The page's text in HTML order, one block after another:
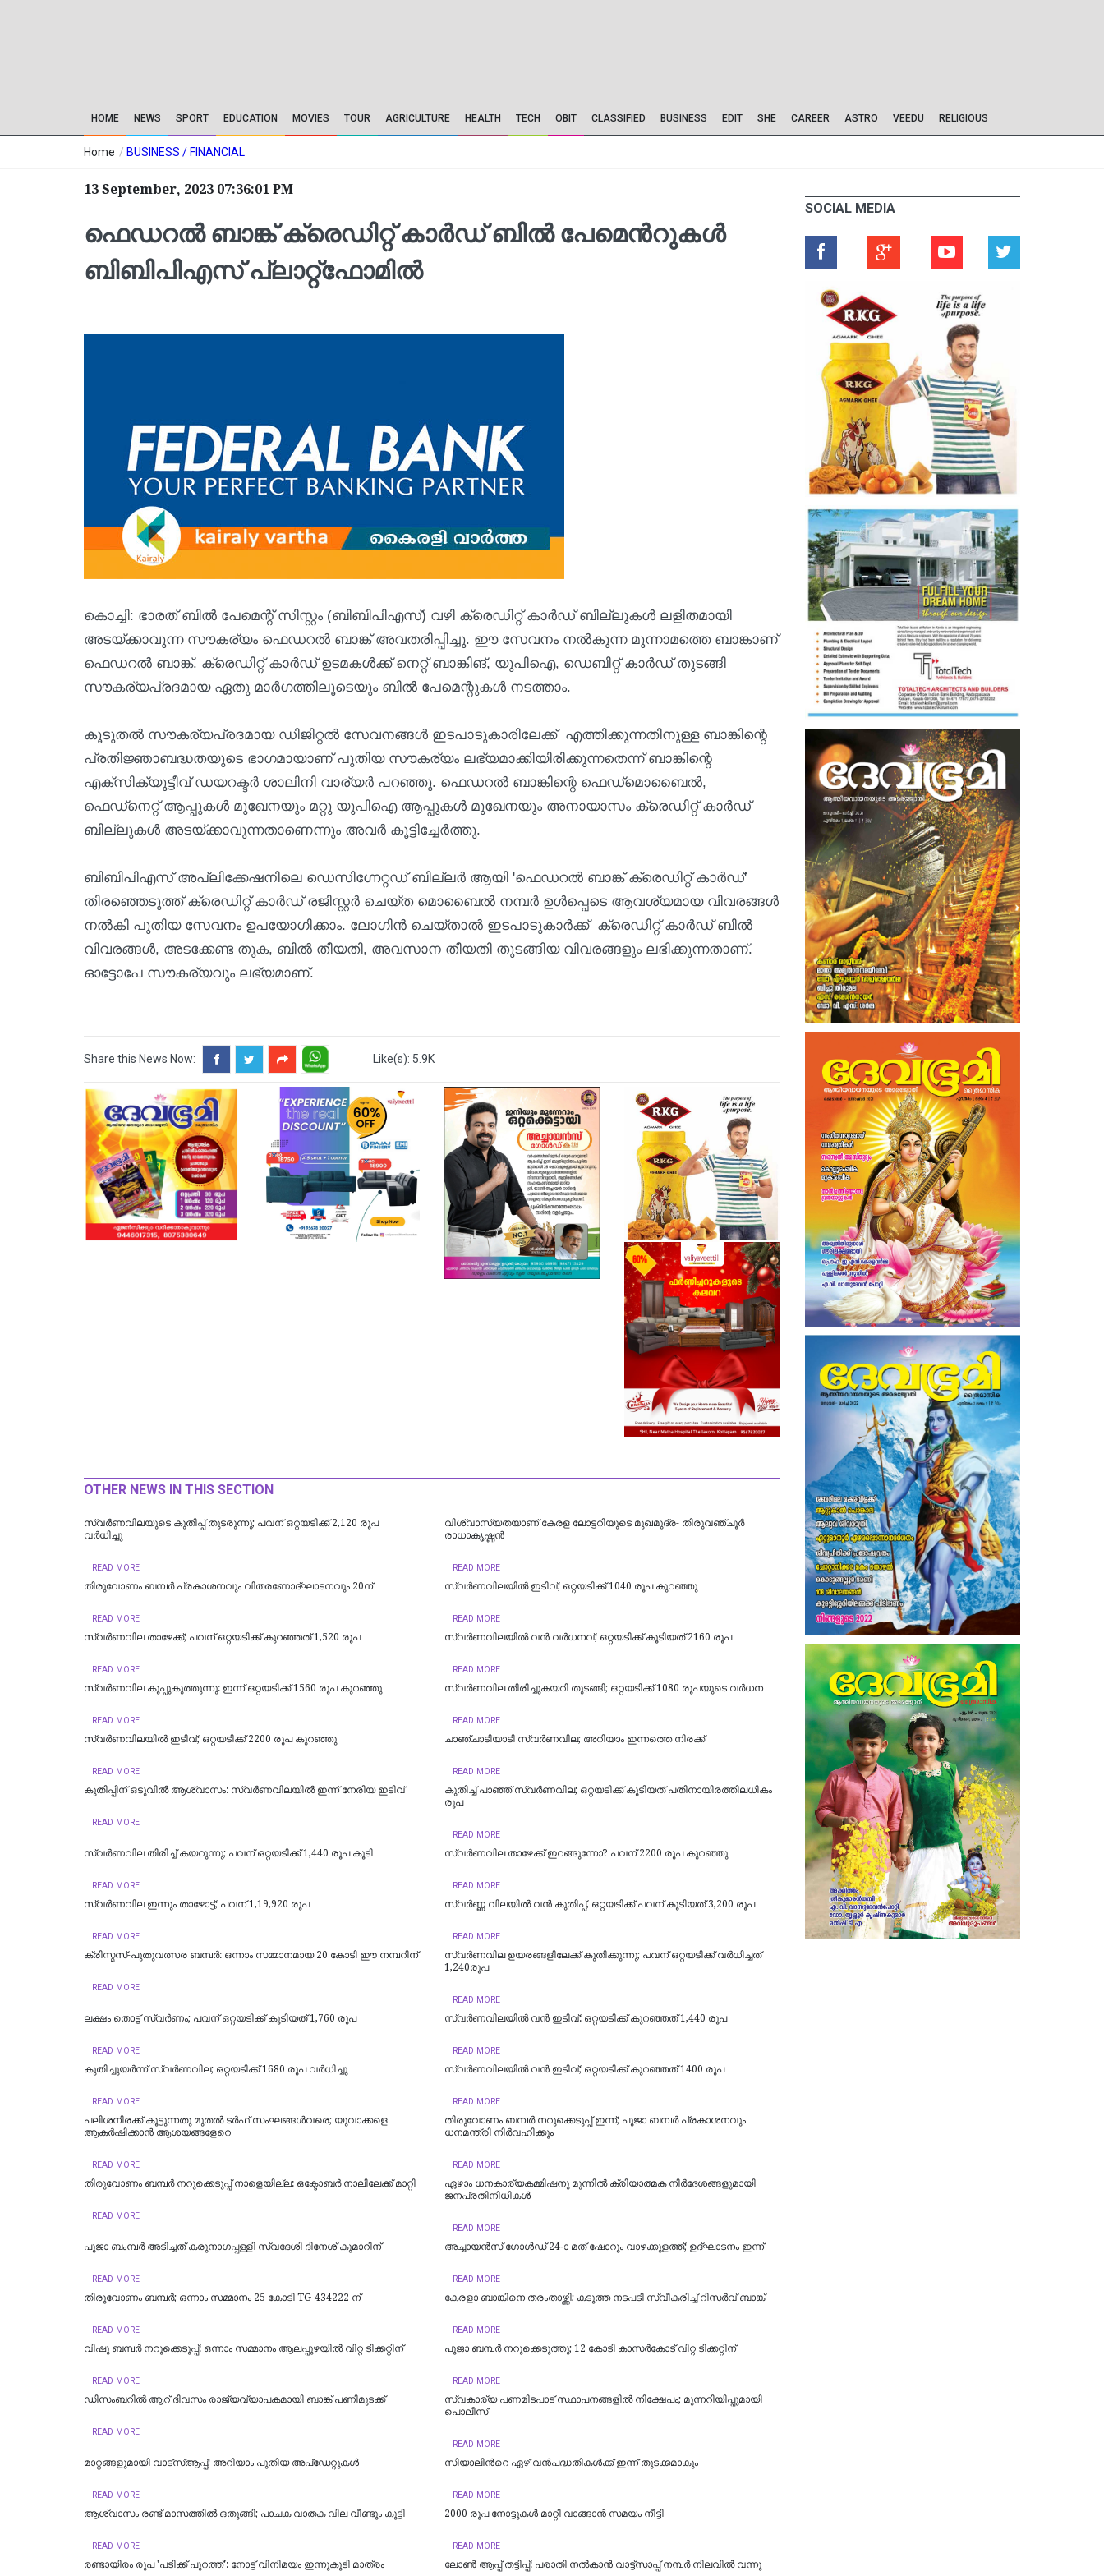
HOME NEWS SPORT EDUCATION MOVIES TOUR AGRICULTURE HEALTH TECH OBIT CLASSIFIED BUSINESS EDIT SHE CAREER ASTRO VEEDU RELIGIOUS
Home / BUSINESS / FINANCIAL
13 September, 2023 07:36:01 PM
ഫെഡറല്‍ ബാങ്ക് ക്രെഡിറ്റ് കാര്‍ഡ് ബില്‍ പേമെന്‍റുകള്‍
ബിബിപിഎസ് പ്ലാറ്റ്‌ഫോമില്‍
കൊച്ചി: ഭാരത് ബില്‍ പേമെന്റ് സിസ്റ്റം (ബിബിപിഎസ്) വഴി ക്രെഡിറ്റ് കാര്‍ഡ് ബില്ലുകള്‍ ലളിതമായി
അടയ്ക്കാവുന്ന സൗകര്യം ഫെഡറല്‍ ബാങ്ക് അവതരിപ്പിച്ചു. ഈ സേവനം നല്‍കുന്ന മൂന്നാമത്തെ ബാങ്കാണ്
ഫെഡറല്‍ ബാങ്ക്. ക്രെഡിറ്റ് കാര്‍ഡ് ഉടമകള്‍ക്ക് നെറ്റ് ബാങ്കിങ്, യുപിഐ, ഡെബിറ്റ് കാര്‍ഡ് തുടങ്ങി
സൗകര്യപ്രദമായ ഏതു മാര്‍ഗത്തിലൂടെയും ബില്‍ പേമെന്റുകള്‍ നടത്താം.
കൂടുതല്‍ സൗകര്യപ്രദമായ ഡിജിറ്റല്‍ സേവനങ്ങൾ ഇടപാടുകാരിലേക്ക് എത്തിക്കുന്നതിനുള്ള ബാങ്കിന്റെ
പ്രതിജ്ഞാബദ്ധതയുടെ ഭാഗമായാണ് പുതിയ സൗകര്യം ലഭ്യമാക്കിയിരിക്കുന്നതെന്ന് ബാങ്കിന്റെ
എക്‌സിക്യൂട്ടീവ് ഡയറക്ടര്‍ ശാലിനി വാര്യര്‍ പറഞ്ഞു. ഫെഡറല്‍ ബാങ്കിന്റെ ഫെഡ്‌മൊബൈല്‍,
ഫെഡ്‌നെറ്റ് ആപ്പുകള്‍ മുഖേനയും മറ്റു യുപിഐ ആപ്പുകള്‍ മുഖേനയും അനായാസം ക്രെഡിറ്റ് കാര്‍ഡ്
ബില്ലുകള്‍ അടയ്ക്കാവുന്നതാണെന്നും അവര്‍ കൂട്ടിച്ചേർത്തു.
ബിബിപിഎസ് അപ്ലിക്കേഷനിലെ ഡെസിഗ്നേറ്റഡ് ബില്ലര്‍ ആയി 'ഫെഡറല്‍ ബാങ്ക് ക്രെഡിറ്റ് കാര്‍ഡ്'
തിരഞ്ഞെടുത്ത് ക്രെഡിറ്റ് കാര്‍ഡ് രജിസ്റ്റര്‍ ചെയ്ത മൊബൈല്‍ നമ്പര്‍ ഉള്‍പ്പെടെ ആവശ്യമായ വിവരങ്ങള്‍
നല്‍കി പുതിയ സേവനം ഉപയോഗിക്കാം. ലോഗിന്‍ ചെയ്താല്‍ ഇടപാടുകാർക്ക് ക്രെഡിറ്റ് കാര്‍ഡ് ബില്‍
വിവരങ്ങള്‍, അടക്കേണ്ട തുക, ബില്‍ തീയതി, അവസാന തീയതി തുടങ്ങിയ വിവരങ്ങളും ലഭിക്കുന്നതാണ്.
ഓട്ടോപേ സൗകര്യവും ലഭ്യമാണ്.
Share this News Now: Like(s): 5.9K
OTHER NEWS IN THIS SECTION
സ്വര്‍ണവിലയുടെ കുതിപ്പ് തുടരുന്നു; പവന് ഒറ്റയടിക്ക് 2,120 രൂപ
വർധിച്ചു
READ MORE
വിശ്വാസ്യതയാണ് കേരള ലോട്ടറിയുടെ മുഖമുദ്ര- തിരുവഞ്ചൂർ
രാധാകൃഷ്ണൻ
READ MORE
തിരുവോണം ബമ്പര്‍ പ്രകാശനവും വിതരണോദ്ഘാടനവും 20ന്
READ MORE
സ്വർണവിലയിൽ ഇടിവ്; ഒറ്റയടിക്ക് 1040 രൂപ കുറഞ്ഞു
READ MORE
സ്വർണവില താഴേക്ക്; പവന് ഒറ്റയടിക്ക് കുറഞ്ഞത് 1,520 രൂപ
READ MORE
സ്വർണവിലയിൽ വൻ വർധനവ്; ഒറ്റയടിക്ക് കൂടിയത് 2160 രൂപ
READ MORE
സ്വർണവില കൂപ്പുകുത്തുന്നു: ഇന്ന് ഒറ്റയടിക്ക് 1560 രൂപ കുറഞ്ഞു
READ MORE
സ്വര്‍ണവില തിരിച്ചുകയറി തുടങ്ങി; ഒറ്റയടിക്ക് 1080 രൂപയുടെ വര്‍ധന
READ MORE
സ്വര്‍ണവിലയില്‍ ഇടിവ്; ഒറ്റയടിക്ക് 2200 രൂപ കുറഞ്ഞു
READ MORE
ചാഞ്ചാടിയാടി സ്വർണവില; അറിയാം ഇന്നത്തെ നിരക്ക്
READ MORE
കുതിപ്പിന് ഒടുവില്‍ ആശ്വാസം: സ്വർണവിലയില്‍ ഇന്ന് നേരിയ ഇടിവ്
READ MORE
കുതിച്ച് പാഞ്ഞ് സ്വര്‍ണവില; ഒറ്റയടിക്ക് കൂടിയത് പതിനായിരത്തിലധികം
രൂപ
READ MORE
സ്വര്‍ണവില തിരിച്ച് കയറുന്നു; പവന് ഒറ്റയടിക്ക് 1,440 രൂപ കൂടി
READ MORE
സ്വർണവില താഴേക്ക് ഇറങ്ങുന്നോ? പവന് 2200 രൂപ കുറഞ്ഞു
READ MORE
സ്വര്‍ണവില ഇന്നും താഴോട്ട്; പവന് 1,19,920 രൂപ
READ MORE
സ്വര്‍ണ്ണ വിലയില്‍ വന്‍ കുതിപ്പ്, ഒറ്റയടിക്ക് പവന് കൂടിയത് 3,200 രൂപ
READ MORE
ക്രിസ്മസ്-പുതുവത്സര ബമ്പർ: ഒന്നാം സമ്മാനമായ 20 കോടി ഈ നമ്പറിന്
READ MORE
സ്വര്‍ണവില ഉയരങ്ങളിലേക്ക് കുതിക്കുന്നു; പവന് ഒറ്റയടിക്ക് വര്‍ധിച്ചത്
1,240രൂപ
READ MORE
ലക്ഷം തൊട്ട് സ്വർണം; പവന് ഒറ്റയടിക്ക് കൂടിയത് 1,760 രൂപ
READ MORE
സ്വർണവിലയിൽ വൻ ഇടിവ്: ഒറ്റയടിക്ക് കുറഞ്ഞത് 1,440 രൂപ
READ MORE
കുതിച്ചുയർന്ന് സ്വർണവില; ഒറ്റയടിക്ക് 1680 രൂപ വര്‍ധിച്ചു
READ MORE
സ്വർണവിലയിൽ വൻ ഇടിവ്; ഒറ്റയടിക്ക് കുറഞ്ഞത് 1400 രൂപ
READ MORE
പലിശനിരക്ക് കൂട്ടുന്നതു മുതൽ ടർഫ് സംഘങ്ങൾവരെ; യുവാക്കളെ
ആകർഷിക്കാൻ ആശയങ്ങളേറെ
READ MORE
തിരുവോണം ബമ്പർ നറുക്കെടുപ്പ് ഇന്ന്; പൂജാ ബമ്പർ പ്രകാശനവും
ധനമന്ത്രി നിർവഹിക്കും
READ MORE
തിരുവോണം ബമ്പര്‍ നറുക്കെടുപ്പ് നാളെയില്ല: ഒക്ടോബര്‍ നാലിലേക്ക് മാറ്റി
READ MORE
ഏഴാം ധനകാര്യകമ്മിഷനു മുന്നിൽ ക്രിയാത്മക നിർദേശങ്ങളുമായി
ജനപ്രതിനിധികൾ
READ MORE
പൂജാ ബംമ്പർ അടിച്ചത് കരുനാഗപ്പള്ളി സ്വദേശി ദിനേശ് കുമാറിന്
READ MORE
അച്ചായൻസ് ഗോൾഡ് 24-ാ മത് ഷോറൂം വാഴക്കുളത്ത്; ഉദ്ഘാടനം ഇന്ന്
READ MORE
തിരുവോണം ബമ്പർ; ഒന്നാം സമ്മാനം 25 കോടി TG-434222 ന്
READ MORE
കേരളാ ബാങ്കിനെ തരംതാഴ്ത്തി; കടുത്ത നടപടി സ്വീകരിച്ച് റിസര്‍വ് ബാങ്ക്
READ MORE
വിഷു ബമ്പർ നറുക്കെടുപ്പ്: ഒന്നാം സമ്മാനം ആലപ്പുഴയില്‍ വിറ്റ ടിക്കറ്റിന്
READ MORE
പൂജാ ബമ്പർ നറുക്കെടുത്തു; 12 കോടി കാസര്‍കോട് വിറ്റ ടിക്കറ്റിന്
READ MORE
ഡിസംബറിൽ ആറ് ദിവസം രാജ്യവ്യാപകമായി ബാങ്ക് പണിമുടക്ക്
READ MORE
സ്വകാര്യ പണമിടപാട് സ്ഥാപനങ്ങളില്‍ നിക്ഷേപം; മുന്നറിയിപ്പുമായി
പൊലീസ്
READ MORE
മാറ്റങ്ങളുമായി വാട്സ്ആപ്പ്; അറിയാം പുതിയ അപ്ഡേറ്റുകൾ
READ MORE
സിയാലിന്‍റെ ഏഴ് വൻപദ്ധതികള്‍ക്ക് ഇന്ന് തുടക്കമാകും
READ MORE
ആശ്വാസം രണ്ട് മാസത്തില്‍ ഒതുങ്ങി; പാചക വാതക വില വീണ്ടും കൂട്ടി
READ MORE
2000 രൂപ നോട്ടുകൾ മാറ്റി വാങ്ങാൻ സമയം നീട്ടി
READ MORE
രണ്ടായിരം രൂപ 'പടിക്ക് പുറത്ത്': നോട്ട് വിനിമയം ഇന്നുകൂടി മാത്രം ലോൺ ആപ്പ് തട്ടിപ്പ്: പരാതി നൽകാൻ വാട്ട്സാപ്പ് നമ്പർ നിലവിൽ വന്നു
SOCIAL MEDIA